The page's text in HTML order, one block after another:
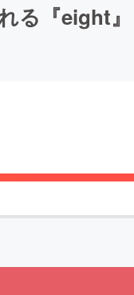
る『eight』